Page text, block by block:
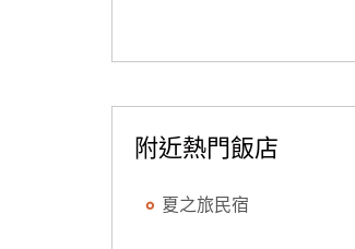
附近熱門飯店
夏之旅民宿